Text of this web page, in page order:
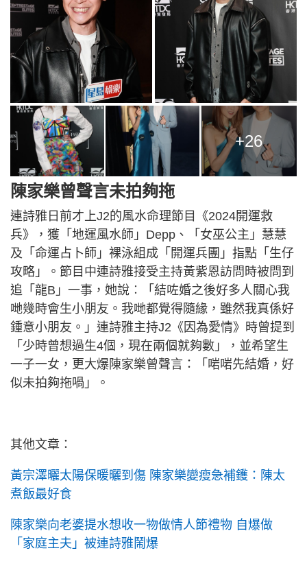
+26
陳家樂曾聲言未拍夠拖
連詩雅日前才上J2的風水命理節目《2024開運救
兵》，獲「地運風水師」Depp、「女巫公主」慧慧
及「命運占卜師」裸泳組成「開運兵團」指點「生仔
攻略」。節目中連詩雅接受主持黃紫恩訪問時被問到
追「龍B」一事，她說︰「結咗婚之後好多人關心我
哋幾時會生小朋友。我哋都覺得隨緣，雖然我真係好
鍾意小朋友。」連詩雅主持J2《因為愛情》時曾提到
「少時曾想過生4個，現在兩個就夠數」，並希望生
一子一女，更大爆陳家樂曾聲言：「啱啱先結婚，好
似未拍夠拖喎」。
其他文章：
黃宗澤曬太陽保暖曬到傷 陳家樂變瘦急補鑊：陳太
煮飯最好食
陳家樂向老婆提水想收一物做情人節禮物 自爆做
「家庭主夫」被連詩雅鬧爆